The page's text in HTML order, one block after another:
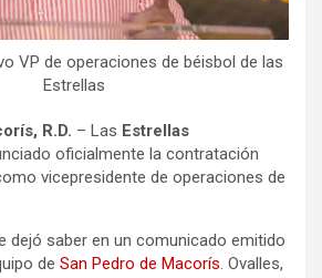
VP de operaciones de béisbol de las
Estrellas
R.D. – Las Estrellas
oficialmente la contratación
vicepresidente de operaciones de
dejó saber en un comunicado emitido
de San Pedro de Macorís. Ovalles,